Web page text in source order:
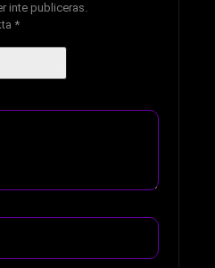
inte publiceras.
*